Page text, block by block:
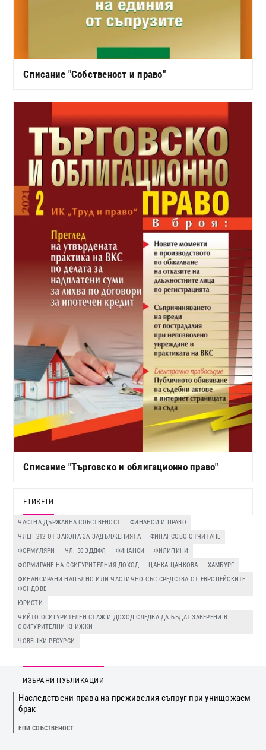
Списание "Собственост и право"
Списание "Търговско и облигационно право"
ЕТИКЕТИ
ЧАСТНА ДЪРЖАВНА СОБСТВЕНОСТ
ФИНАНСИ И ПРАВО
ЧЛЕН 212 ОТ ЗАКОНА ЗА ЗАДЪЛЖЕНИЯТА
ФИНАНСОВО ОТЧИТАНЕ
ФОРМУЛЯРИ
ЧЛ. 50 ЗДДФЛ ФИНАНСИ
ФИЛИПИНИ
ФОРМИРАНЕ НА ОСИГУРИТЕЛНИЯ ДОХОД
ЦАНКА ЦАНКОВА
ХАМБУРГ
ФИНАНСИРАНИ НАПЪЛНО ИЛИ ЧАСТИЧНО СЪС СРЕДСТВА ОТ ЕВРОПЕЙСКИТЕ
ФОНДОВЕ
ЮРИСТИ
ЧИЙТО ОСИГУРИТЕЛЕН СТАЖ И ДОХОД СЛЕДВА ДА БЪДАТ ЗАВЕРЕНИ В
ОСИГУРИТЕЛНИ КНИЖКИ
ЧОВЕШКИ РЕСУРСИ
ИЗБРАНИ ПУБЛИКАЦИИ
Наследствени права на преживелия съпруг при унищожаем
брак
ЕПИ СОБСТВЕНОСТ